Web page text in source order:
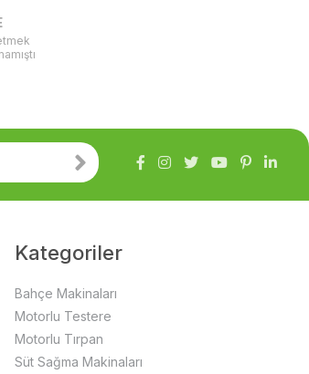
Kategoriler
Bahçe Makinaları
Motorlu Testere
Motorlu Tırpan
Süt Sağma Makinaları